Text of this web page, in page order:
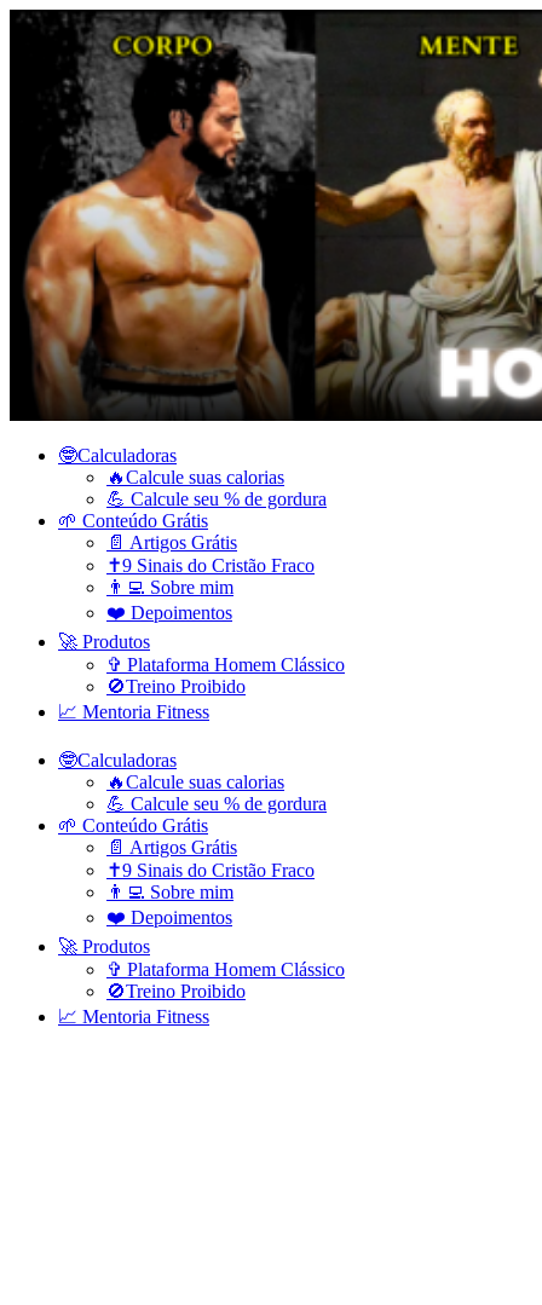
🤓Calculadoras
🔥Calcule suas calorias
💪 Calcule seu % de gordura
🌱 Conteúdo Grátis
📄 Artigos Grátis
✝️9 Sinais do Cristão Fraco
👨‍💻 Sobre mim
❤️ Depoimentos
🚀 Produtos
✞ Plataforma Homem Clássico
🚫Treino Proibido
📈 Mentoria Fitness
🤓Calculadoras
🔥Calcule suas calorias
💪 Calcule seu % de gordura
🌱 Conteúdo Grátis
📄 Artigos Grátis
✝️9 Sinais do Cristão Fraco
👨‍💻 Sobre mim
❤️ Depoimentos
🚀 Produtos
✞ Plataforma Homem Clássico
🚫Treino Proibido
📈 Mentoria Fitness